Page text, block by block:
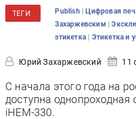
ТЕГИ Publish |Цифровая
Захаржевским |
этикетка | Этикетка и
Юрий Захаржевский 11
С начала этого года на
доступна
iHEM-330.